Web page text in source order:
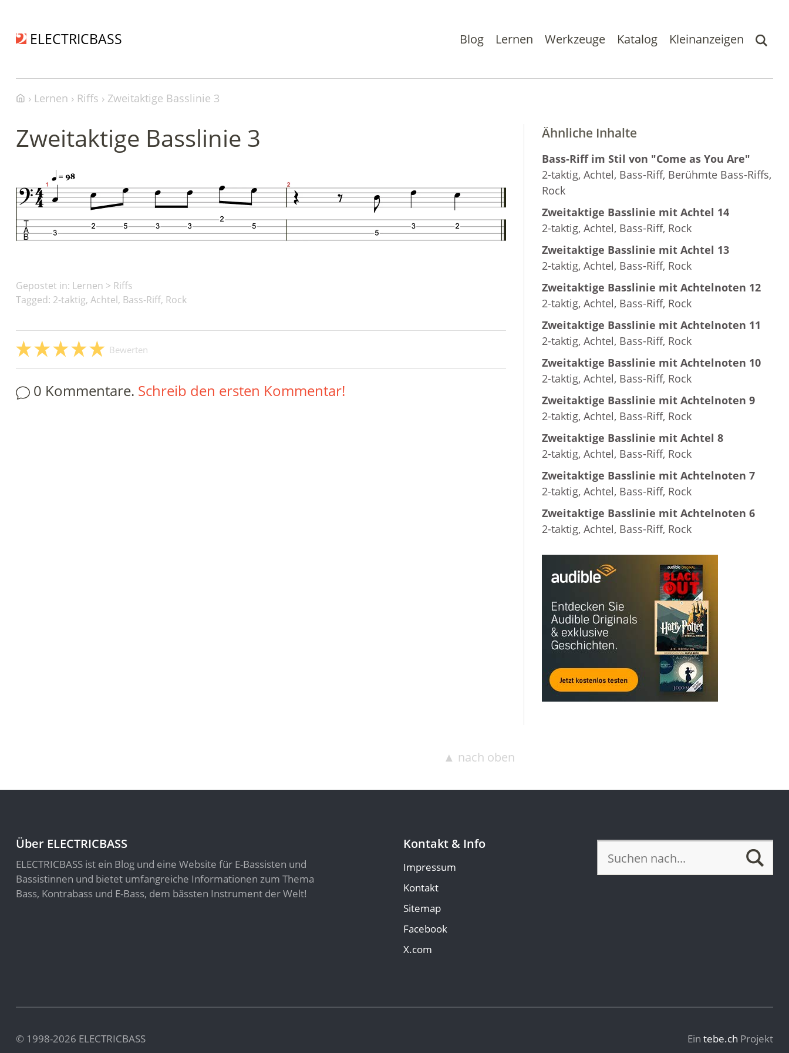
ELECTRICBASS Blog Lernen Werkzeuge Katalog Kleinanzeigen
Lernen Riffs Zweitaktige Basslinie 3
Zweitaktige Basslinie 3
Gepostet in: Lernen > Riffs
Tagged: 2-taktig, Achtel, Bass-Riff, Rock
Bewerten
0 Kommentare. Schreib den ersten Kommentar!
Ähnliche Inhalte
Bass-Riff im Stil von "Come as You Are"
2-taktig, Achtel, Bass-Riff, Berühmte Bass-Riffs,
Rock
Zweitaktige Basslinie mit Achtel 14
2-taktig, Achtel, Bass-Riff, Rock
Zweitaktige Basslinie mit Achtel 13
2-taktig, Achtel, Bass-Riff, Rock
Zweitaktige Basslinie mit Achtelnoten 12
2-taktig, Achtel, Bass-Riff, Rock
Zweitaktige Basslinie mit Achtelnoten 11
2-taktig, Achtel, Bass-Riff, Rock
Zweitaktige Basslinie mit Achtelnoten 10
2-taktig, Achtel, Bass-Riff, Rock
Zweitaktige Basslinie mit Achtelnoten 9
2-taktig, Achtel, Bass-Riff, Rock
Zweitaktige Basslinie mit Achtel 8
2-taktig, Achtel, Bass-Riff, Rock
Zweitaktige Basslinie mit Achtelnoten 7
2-taktig, Achtel, Bass-Riff, Rock
Zweitaktige Basslinie mit Achtelnoten 6
2-taktig, Achtel, Bass-Riff, Rock
▲ nach oben
Über ELECTRICBASS
ELECTRICBASS ist ein Blog und eine Website für E-Bassisten und
Bassistinnen und bietet umfangreiche Informationen zum Thema
Bass, Kontrabass und E-Bass, dem bässten Instrument der Welt!
Kontakt & Info
Impressum
Kontakt
Sitemap
Facebook
X.com
© 1998-2026 ELECTRICBASS Ein tebe.ch Projekt